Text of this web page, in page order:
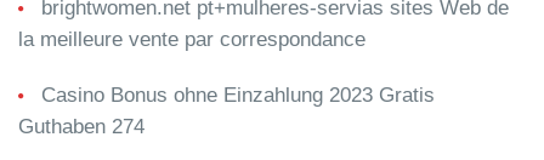
brightwomen.net pt+mulheres-servias sites Web de
la meilleure vente par correspondance
Casino Bonus ohne Einzahlung 2023 Gratis
Guthaben 274